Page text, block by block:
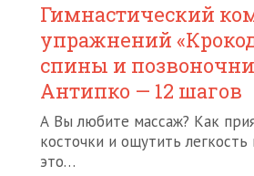
Гимнастический
упражнений
спины и
Антипко — 12 шагов
А Вы любите массаж? Как
косточки и ощутить
это…